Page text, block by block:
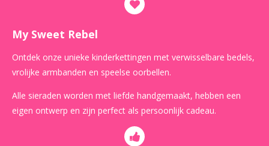
My Sweet Rebel
Ontdek onze unieke kinderkettingen met verwisselbare bedels,
vrolijke armbanden en speelse oorbellen.
Alle sieraden worden met liefde handgemaakt, hebben een
eigen ontwerp en zijn perfect als persoonlijk cadeau.